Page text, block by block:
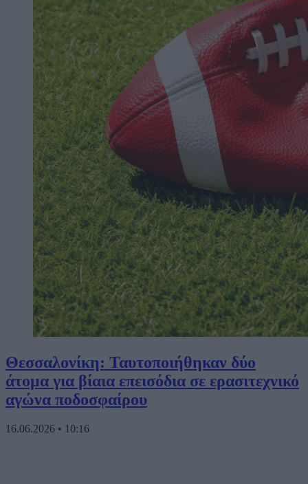
Θεσσαλονίκη: Ταυτοποιήθηκαν δύο
άτομα για βίαια επεισόδια σε ερασιτεχνικό
αγώνα ποδοσφαίρου
16.06.2026 • 10:16